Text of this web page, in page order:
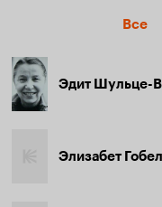
Все
Эдит Шульце-
Элизабет